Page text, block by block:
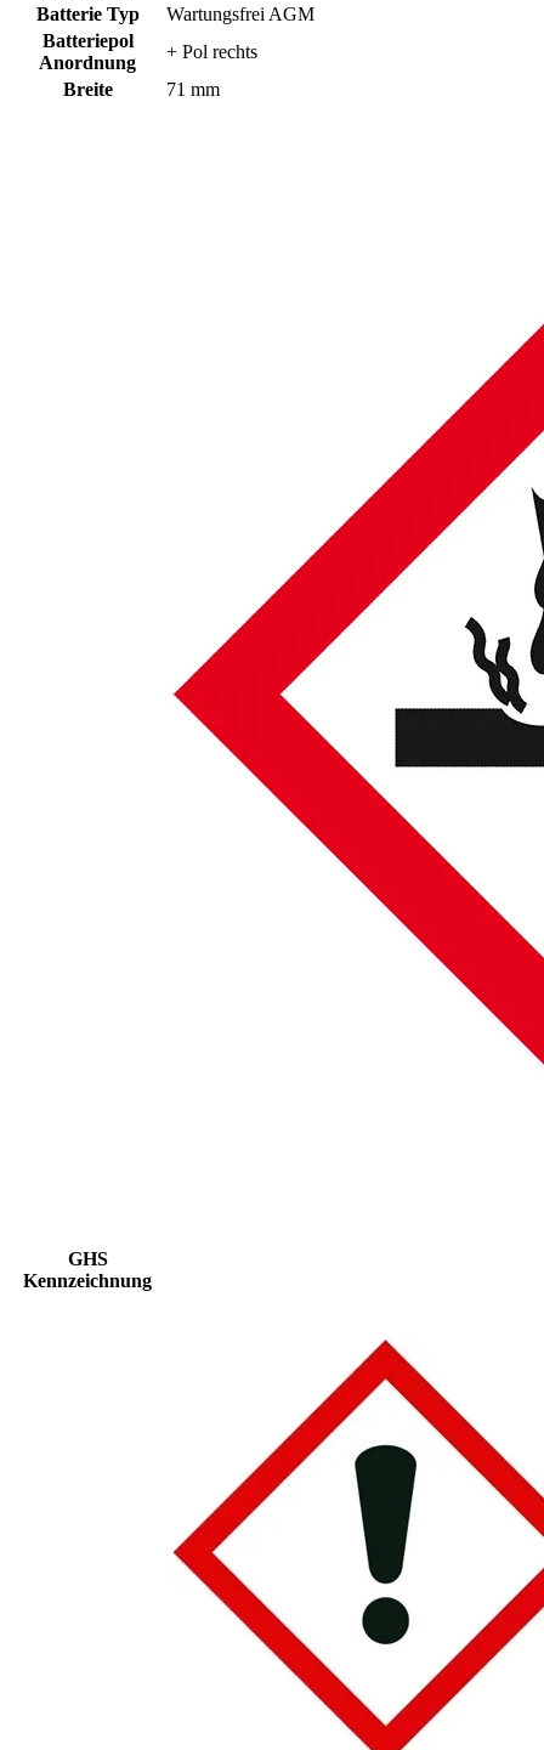
Batterie Typ
Wartungsfrei AGM
Batteriepol
Anordnung
+ Pol rechts
Breite
71 mm
GHS
Kennzeichnung